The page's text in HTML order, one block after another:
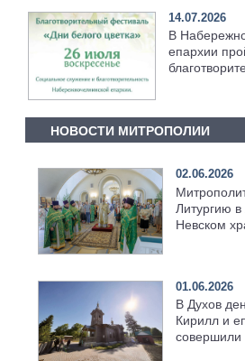
14.07.2026
В
епархии
НОВОСТИ МИТРОПОЛИИ
02.06.2026
Литургию
Невском
01.06.2026
В Духов
Кирилл и
совершили